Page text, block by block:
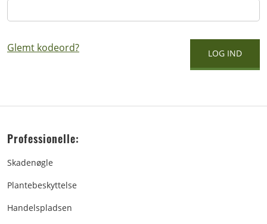
Glemt kodeord?
Professionelle:
Skadenøgle
Plantebeskyttelse
Handelspladsen